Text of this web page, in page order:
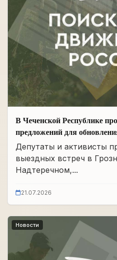
В Чеченской Республике
предложений для
в сфере АПК
Депутаты и активисты
выездных встреч в
Надтеречном,...
21.07.2026
Новости